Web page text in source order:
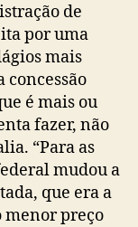
de
por uma
mais
concessão
é mais ou
fazer, não
“Para as
mudou a
que era a
menor preço